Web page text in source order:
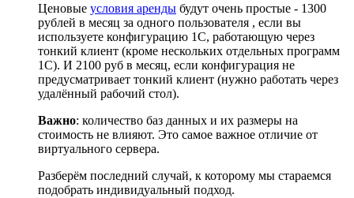
Ценовые условия аренды будут очень простые - 1300
рублей в месяц за одного пользователя , если вы
используете конфигурацию 1С, работающую через
тонкий клиент (кроме нескольких отдельных программ
1С). И 2100 руб в месяц, если конфигурация не
предусматривает тонкий клиент (нужно работать через
удалённый рабочий стол).
Важно: количество баз данных и их размеры на
стоимость не влияют. Это самое важное отличие от
виртуального сервера.
Разберём последний случай, к которому мы стараемся
подобрать индивидуальный подход.